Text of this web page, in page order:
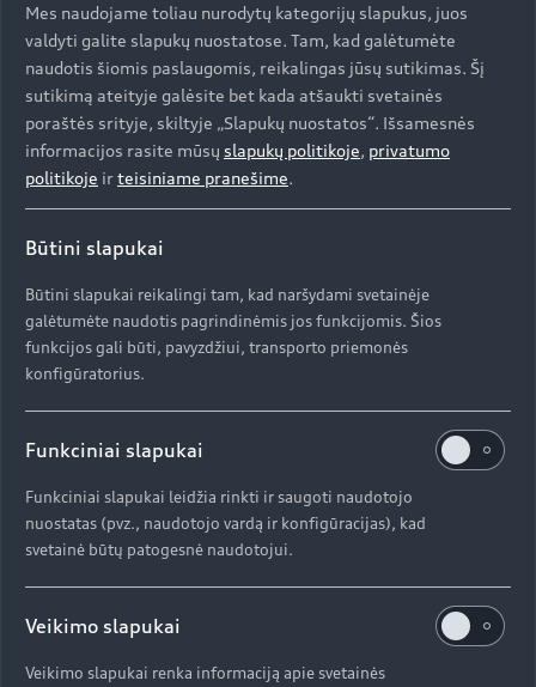
Mes naudojame toliau nurodytų kategorijų slapukus, juos
valdyti galite slapukų nuostatose. Tam, kad galėtumėte
naudotis šiomis paslaugomis, reikalingas jūsų sutikimas. Šį
sutikimą ateityje galėsite bet kada atšaukti svetainės
poraštės srityje, skiltyje „Slapukų nuostatos“. Išsamesnės
informacijos rasite mūsų slapukų politikoje, privatumo
politikoje irteisiniame pranešime.
Būtini slapukai
Būtini slapukai reikalingi tam, kad naršydami svetainėje
galėtumėte naudotis pagrindinėmis jos funkcijomis. Šios
funkcijos gali būti, pavyzdžiui, transporto priemonės
konfigūratorius.
Funkciniai slapukai
Funkciniai slapukai leidžia rinkti ir saugoti naudotojo
nuostatas (pvz., naudotojo vardą ir konfigūracijas), kad
svetainė būtų patogesnė naudotojui.
Veikimo slapukai
Veikimo slapukai renka informaciją apie svetainės